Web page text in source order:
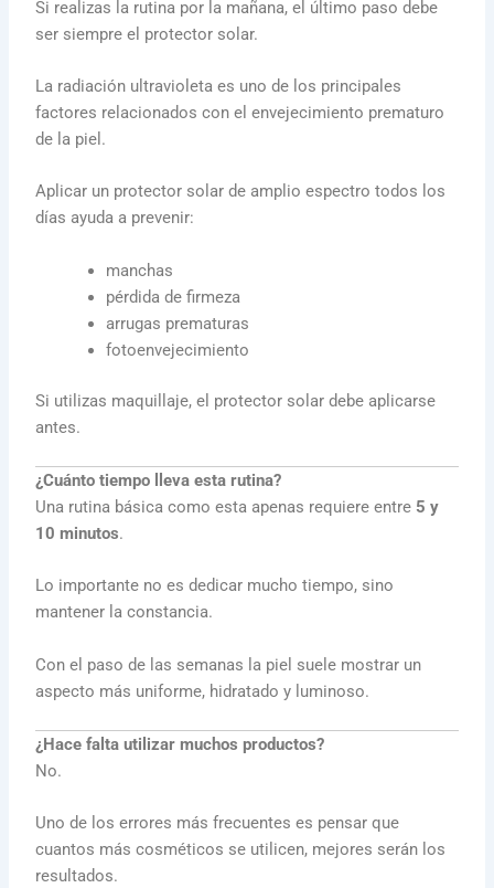
Si realizas la rutina por la mañana, el último paso debe
ser siempre el protector solar.
La radiación ultravioleta es uno de los principales
factores relacionados con el envejecimiento prematuro
de la piel.
Aplicar un protector solar de amplio espectro todos los
días ayuda a prevenir:
manchas
pérdida de firmeza
arrugas prematuras
fotoenvejecimiento
Si utilizas maquillaje, el protector solar debe aplicarse
antes.
¿Cuánto tiempo lleva esta rutina?
Una rutina básica como esta apenas requiere entre 5 y
10 minutos.
Lo importante no es dedicar mucho tiempo, sino
mantener la constancia.
Con el paso de las semanas la piel suele mostrar un
aspecto más uniforme, hidratado y luminoso.
¿Hace falta utilizar muchos productos?
No.
Uno de los errores más frecuentes es pensar que
cuantos más cosméticos se utilicen, mejores serán los
resultados.